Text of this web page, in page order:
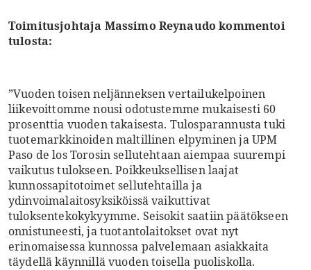
Toimitusjohtaja Massimo Reynaudo kommentoi
tulosta:
”Vuoden toisen neljänneksen vertailukelpoinen
liikevoittomme nousi odotustemme mukaisesti 60
prosenttia vuoden takaisesta. Tulosparannusta tuki
tuotemarkkinoiden maltillinen elpyminen ja UPM
Paso de los Torosin sellutehtaan aiempaa suurempi
vaikutus tulokseen. Poikkeuksellisen laajat
kunnossapitotoimet sellutehtailla ja
ydinvoimalaitosyksiköissä vaikuttivat
tuloksentekokykyymme. Seisokit saatiin päätökseen
onnistuneesti, ja tuotantolaitokset ovat nyt
erinomaisessa kunnossa palvelemaan asiakkaita
täydellä käynnillä vuoden toisella puoliskolla.